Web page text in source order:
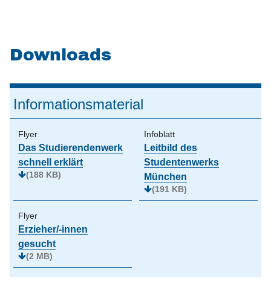
Downloads
Informationsmaterial
Flyer
Das Studierendenwerk
schnell erklärt
(188 KB)
Infoblatt
Leitbild des
Studentenwerks
München
(191 KB)
Flyer
Erzieher/-innen
gesucht
(2 MB)